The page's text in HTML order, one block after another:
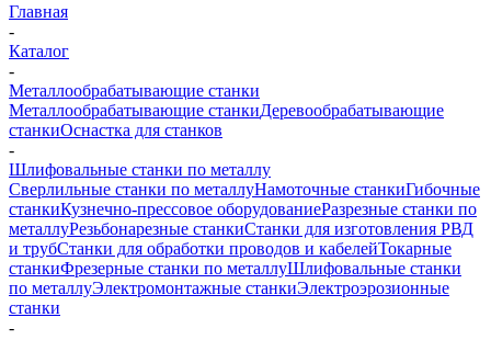
Главная
-
Каталог
-
Металлообрабатывающие станки
Металлообрабатывающие станкиДеревообрабатывающие
станкиОснастка для станков
-
Шлифовальные станки по металлу
Сверлильные станки по металлуНамоточные станкиГибочные
станкиКузнечно-прессовое оборудованиеРазрезные станки по
металлуРезьбонарезные станкиСтанки для изготовления РВД
и трубСтанки для обработки проводов и кабелейТокарные
станкиФрезерные станки по металлуШлифовальные станки
по металлуЭлектромонтажные станкиЭлектроэрозионные
станки
-